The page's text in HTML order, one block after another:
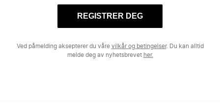
REGISTRER DEG
Ved påmelding aksepterer du våre vilkår og betingelser. Du kan alltid
melde deg av nyhetsbrevet her.